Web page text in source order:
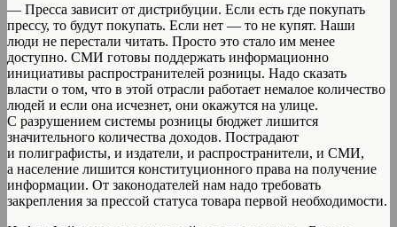
— Пресса зависит от дистрибуции. Если есть где покупать
прессу, то будут покупать. Если нет — то не купят. Наши
люди не перестали читать. Просто это стало им менее
доступно. СМИ готовы поддержать информационно
инициативы распространителей розницы. Надо сказать
власти о том, что в этой отрасли работает немалое количество
людей и если она исчезнет, они окажутся на улице.
С разрушением системы розницы бюджет лишится
значительного количества доходов. Пострадают
и полиграфисты, и издатели, и распространители, и СМИ,
а население лишится конституционного права на получение
информации. От законодателей нам надо требовать
закрепления за прессой статуса товара первой необходимости.